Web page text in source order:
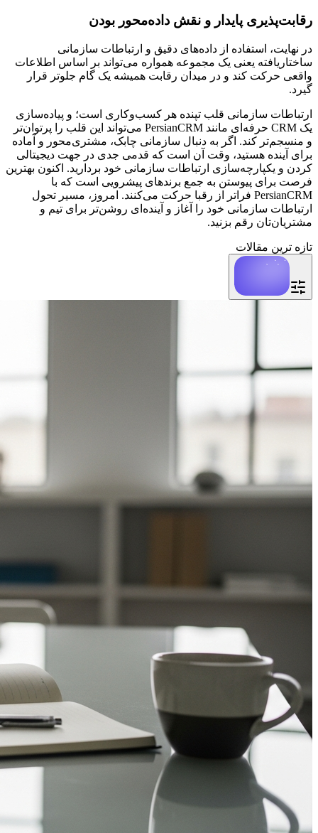
رقابت‌پذیری پایدار و نقش داده‌محور بودن
در نهایت، استفاده از داده‌های دقیق و ارتباطات سازمانی
ساختاریافته یعنی یک مجموعه همواره می‌تواند بر اساس اطلاعات
واقعی حرکت کند و در میدان رقابت همیشه یک گام جلوتر قرار
گیرد.
ارتباطات سازمانی قلب تپنده هر کسب‌وکاری است؛ و پیاده‌سازی
یک CRM حرفه‌ای مانند PersianCRM می‌تواند این قلب را پرتوان‌تر
و منسجم‌تر کند. اگر به دنبال سازمانی چابک، مشتری‌محور و آماده
برای آینده هستید، وقت آن است که قدمی جدی در جهت دیجیتالی
کردن و یکپارچه‌سازی ارتباطات سازمانی خود بردارید. اکنون بهترین
فرصت برای پیوستن به جمع برندهای پیشرویی است که با
PersianCRM فراتر از رقبا حرکت می‌کنند. امروز، مسیر تحول
ارتباطات سازمانی خود را آغاز و آینده‌ای روشن‌تر برای تیم و
مشتریان‌تان رقم بزنید.
تازه ترین مقالات